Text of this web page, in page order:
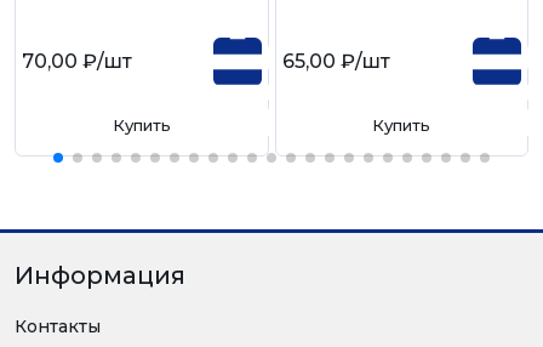
70,00 ₽/шт
Купить
65,00 ₽/шт
Купить
Информация
Контакты